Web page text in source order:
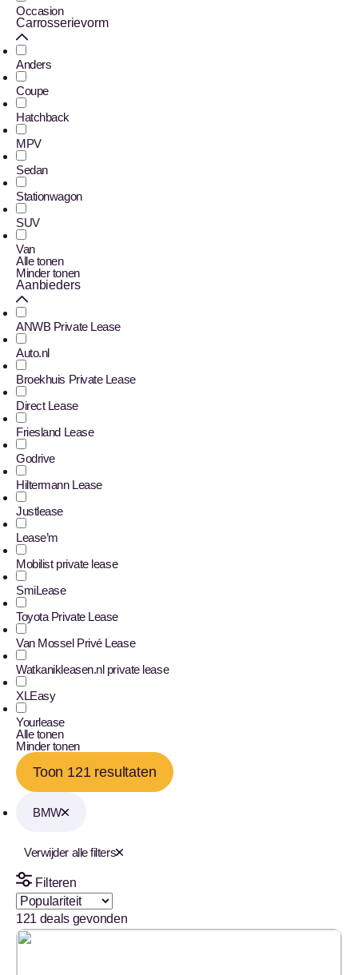
Occasion
Carrosserievorm
Anders
Coupe
Hatchback
MPV
Sedan
Stationwagon
SUV
Van
Alle tonen
Minder tonen
Aanbieders
ANWB Private Lease
Auto.nl
Broekhuis Private Lease
Direct Lease
Friesland Lease
Godrive
Hiltermann Lease
Justlease
Lease’m
Mobilist private lease
SmiLease
Toyota Private Lease
Van Mossel Privé Lease
Watkanikleasen.nl private lease
XLEasy
Yourlease
Alle tonen
Minder tonen
Toon 121 resultaten
BMW
Verwijder alle filters
Filteren
121 deals gevonden